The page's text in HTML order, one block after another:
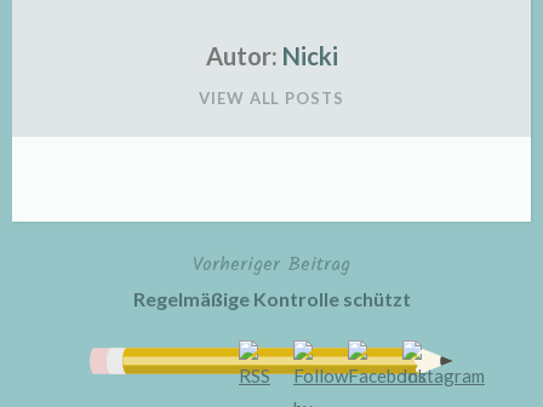
Autor: Nicki
VIEW ALL POSTS
BeitragsnavigationVorheriger Beitrag
Regelmäßige Kontrolle schützt